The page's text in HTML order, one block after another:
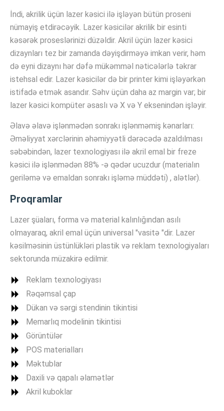
İndi, akrilik üçün lazer kəsici ilə işləyən bütün proseni
nümayiş etdirəcəyik. Lazer kəsicilər akrilik bir esinti
kəsərək proseslərinizi düzəldir. Akril üçün lazer kəsici
dizaynları tez bir zamanda dəyişdirməyə imkan verir, həm
də eyni dizaynı hər dəfə mükəmməl nəticələrlə təkrar
istehsal edir. Lazer kəsicilər də bir printer kimi işləyərkən
istifadə etmək asandır. Səhv üçün daha az margin var; bir
lazer kəsici kompüter əsaslı və X və Y eksenindən işləyir.
Əlavə əlavə işlənmədən sonrakı işlənməmiş kənarları:
Əməliyyat xərclərinin əhəmiyyətli dərəcədə azaldılması
səbəbindən, lazer texnologiyası ilə akril emal bir freze
kəsici ilə işlənmədən 88% -ə qədər ucuzdur (materialın
geriləmə və emaldan sonrakı işləmə müddəti) , alətlər).
Proqramlar
Lazer şüaları, forma və material kalınlığından asılı
olmayaraq, akril emal üçün universal "vasitə "dir. Lazer
kəsilməsinin üstünlükləri plastik və reklam texnologiyaları
sektorunda müzakirə edilmir.
Reklam texnologiyası
Rəqəmsal çap
Dükan və sərgi stendinin tikintisi
Memarlıq modelinin tikintisi
Görüntülər
POS materialları
Məktublar
Daxili və qapalı əlamətlər
Akril kuboklar